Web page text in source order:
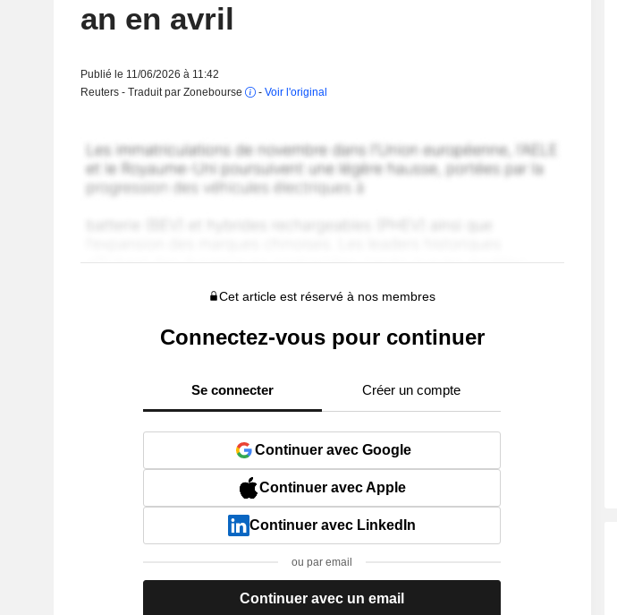
an en avril
Publié le 11/06/2026 à 11:42
Reuters - Traduit par Zonebourse
- Voir l'original
Cet article est réservé à nos membres
Connectez-vous pour continuer
Se connecter Créer un compte
Continuer avec Google
Continuer avec Apple
Continuer avec LinkedIn
ou par email
Continuer avec un email